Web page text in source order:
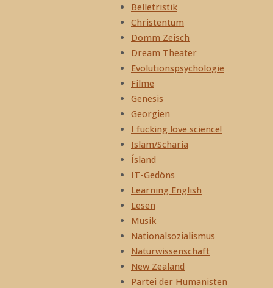
Belletristik
Christentum
Domm Zeisch
Dream Theater
Evolutionspsychologie
Filme
Genesis
Georgien
I fucking love science!
Islam/Scharia
Ísland
IT-Gedöns
Learning English
Lesen
Musik
Nationalsozialismus
Naturwissenschaft
New Zealand
Partei der Humanisten